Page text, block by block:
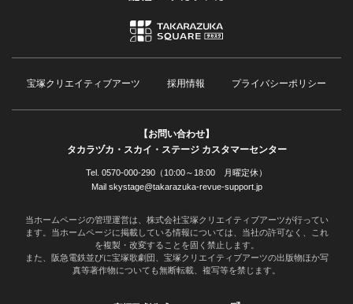
宝塚クリエイティブアーツ 採用情報 プライバシーポリシー
【お問い合わせ】
タカラヅカ・スカイ・ステージ カスタマーセンター
Tel. 0570-000-290（10:00～18:00 月曜定休）
Mail skystage@takarazuka-revue-support.jp
当ホームページの管理運営は、株式会社宝塚クリエイティブアーツが行ってい
ます。当ホームページに掲載している情報については、当社の許可なく、これ
を複製・改変することを固く禁止します。
また、阪急電鉄並びに宝塚歌劇団、宝塚クリエイティブアーツの出版物ほか写
真等著作物についても無断転載、複写等を禁じます。